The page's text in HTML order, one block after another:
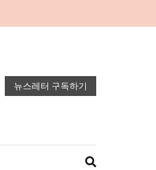
뉴스레터 구독하기